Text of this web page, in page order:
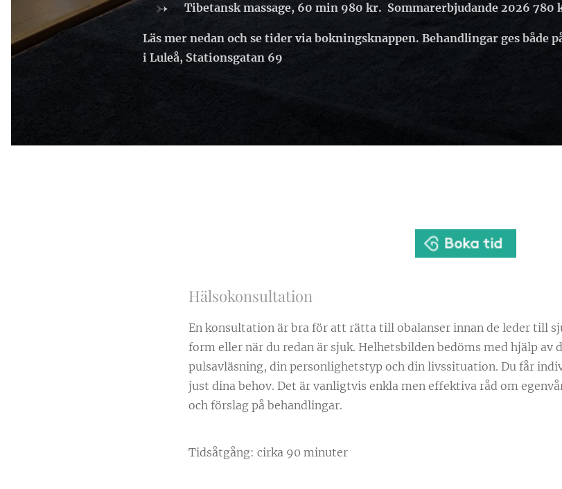
Tibetansk massage, 60 min 980 kr. Sommarerbjudande 2026 780
Läs mer nedan och se tider via bokningsknappen. Behandlingar ges både
i Luleå, Stationsgatan 69
Hälsokonsultation
En konsultation är bra för att rätta till obalanser innan de leder till
form eller när du redan är sjuk. Helhetsbilden bedöms med hjälp
pulsavläsning, din personlighetstyp och din livssituation. Du får
just dina behov. Det är vanligtvis enkla men effektiva råd om
och förslag på behandlingar.
Tidsåtgång: cirka 90 minuter